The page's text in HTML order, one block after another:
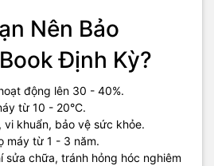
Nên Bảo
Định Kỳ?
động lên 30 - 40%.
từ 10 - 20°C.
vi khuẩn, bảo vệ sức khỏe.
máy từ 1 - 3 năm.
sửa chữa, tránh hỏng hóc nghiêm